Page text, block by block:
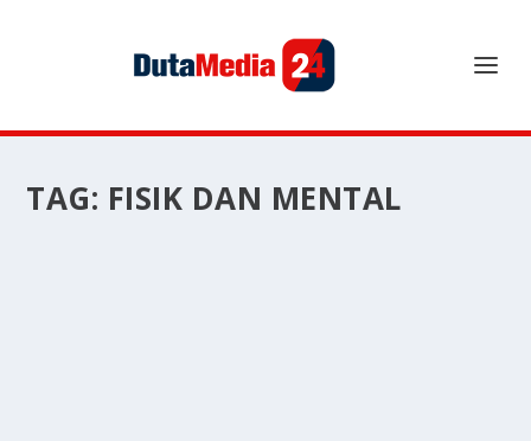
TAG: FISIK DAN MENTAL